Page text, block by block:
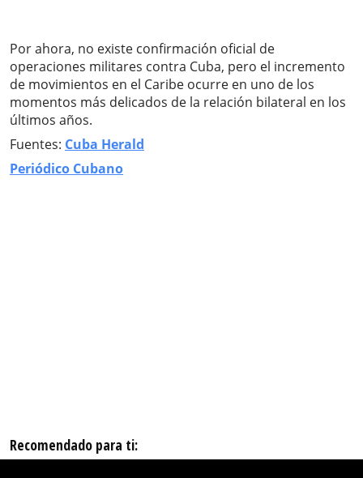
Por ahora, no existe confirmación oficial de
operaciones militares contra Cuba, pero el incremento
de movimientos en el Caribe ocurre en uno de los
momentos más delicados de la relación bilateral en los
últimos años.
Fuentes: Cuba Herald
Periódico Cubano
Recomendado para ti: